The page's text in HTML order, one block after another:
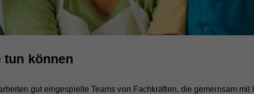
tun können
gut eingespielte Teams von Fachkräften, die gemeinsam mit